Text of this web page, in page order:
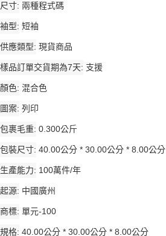
尺寸 兩種程式碼
袖型 短袖
供應類型 現貨商品
樣品訂單交貨期為7天 支援
顏色 混合色
圖案 列印
包裹毛重 0.300公斤
包裝尺寸 40.00公分 * 30.00公分 * 8.00公分
生產能力 100萬件/年
起源 中國廣州
商標 單元-100
規格 40.00公分 * 30.00公分 * 8.00公分